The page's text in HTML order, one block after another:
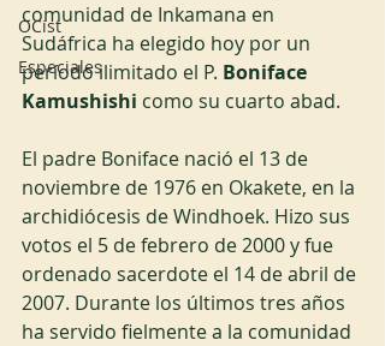
OCist
Especiales
comunidad de Inkamana en
Sudáfrica ha elegido hoy por un
período ilimitado el P. Boniface
Kamushishi como su cuarto abad.
El padre Boniface nació el 13 de
noviembre de 1976 en Okakete, en la
archidiócesis de Windhoek. Hizo sus
votos el 5 de febrero de 2000 y fue
ordenado sacerdote el 14 de abril de
2007. Durante los últimos tres años
ha servido fielmente a la comunidad